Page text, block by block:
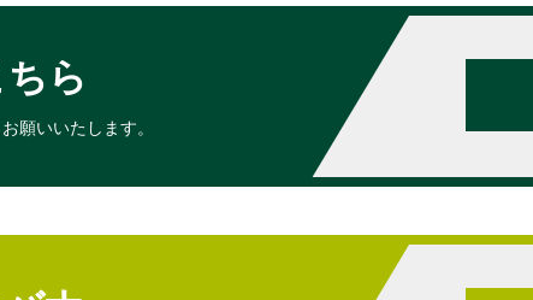
ら
願いいたします。